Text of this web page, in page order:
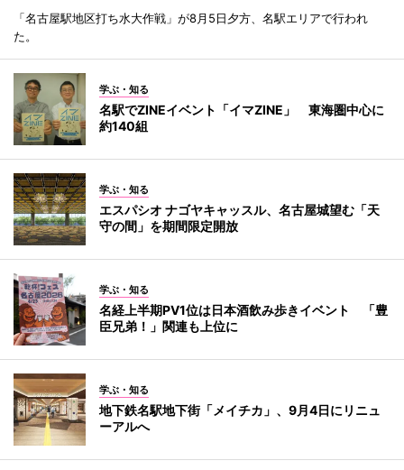
「名古屋駅地区打ち水大作戦」が8月5日夕方、名駅エリアで行われ
た。
学ぶ・知る
名駅でZINEイベント「イマZINE」 東海圏中心に
約140組
学ぶ・知る
エスパシオ ナゴヤキャッスル、名古屋城望む「天
守の間」を期間限定開放
学ぶ・知る
名経上半期PV1位は日本酒飲み歩きイベント 「豊
臣兄弟！」関連も上位に
学ぶ・知る
地下鉄名駅地下街「メイチカ」、9月4日にリニュ
ーアルへ